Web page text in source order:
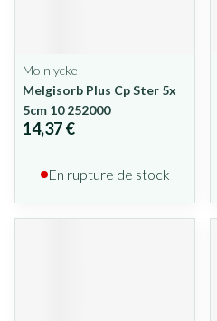
Molnlycke
Melgisorb Plus Cp Ster 5x
5cm 10 252000
14,37 €
En rupture de stock